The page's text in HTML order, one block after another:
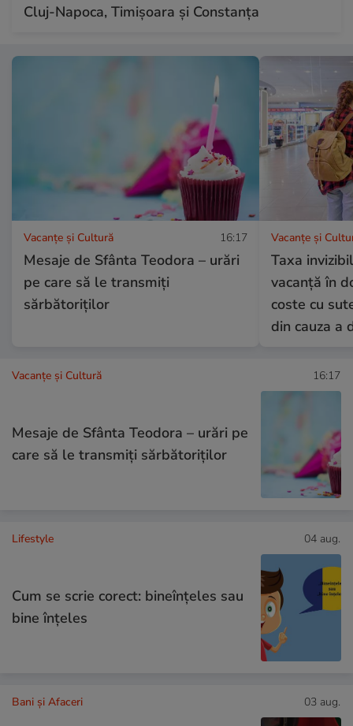
Cluj-Napoca, Timișoara și Constanța
Vacanțe și Cultură 16:17
Mesaje de Sfânta Teodora – urări
pe care să le transmiți
sărbătoriților
Vacanțe și
Taxa
vacanță în
coste cu
din cauza a
Vacanțe și Cultură 16:17
Mesaje de Sfânta Teodora – urări pe
care să le transmiți sărbătoriților
Lifestyle 04 aug.
Cum se scrie corect: bineînțeles sau
bine înțeles
Bani și Afaceri 03 aug.